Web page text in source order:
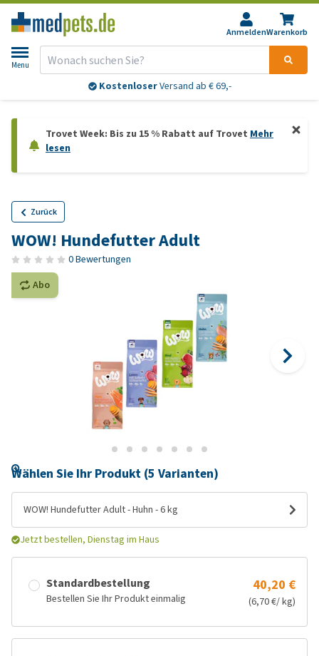
AnmeldenWarenkorb
Menu
KostenloserVersand ab € 69,-
Trovet Week: Bis zu 15 % Rabatt auf Trovet Mehr
lesen
Zurück
WOW! Hundefutter Adult
0 Bewertungen
Abo
Wählen Sie Ihr Produkt (5 Varianten)
WOW! Hundefutter Adult - Huhn - 6 kg
Jetzt bestellen, Dienstag im Haus
Standardbestellung
Bestellen Sie Ihr Produkt einmalig
40,20 €
(6,70 €/ kg)